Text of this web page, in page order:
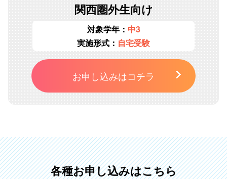
関西圏外生向け
対象学年： 中3
実施形式： 自宅受験
お申し込みはコチラ
各種お申し込みはこちら